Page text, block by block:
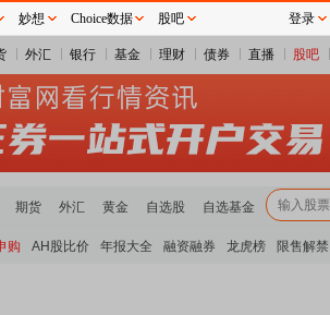
外汇 银行 基金 理财 债券 直播 股吧
期货 外汇 黄金 自选股 自选基金
购 AH股比价 年报大全 融资融券 龙虎榜 限售解禁
妙想 Choice数据 股吧 登录